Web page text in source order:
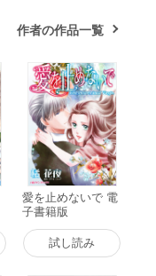
作者の作品一覧
愛を止めないで 電
子書籍版
試し読み